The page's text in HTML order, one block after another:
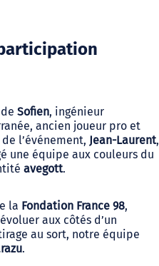
Sofien, ingénieur
ancien joueur pro et
l’événement, Jean-Laurent,
une équipe aux couleurs du
avegott.
la Fondation France 98,
aux côtés d’un
au sort, notre équipe
.